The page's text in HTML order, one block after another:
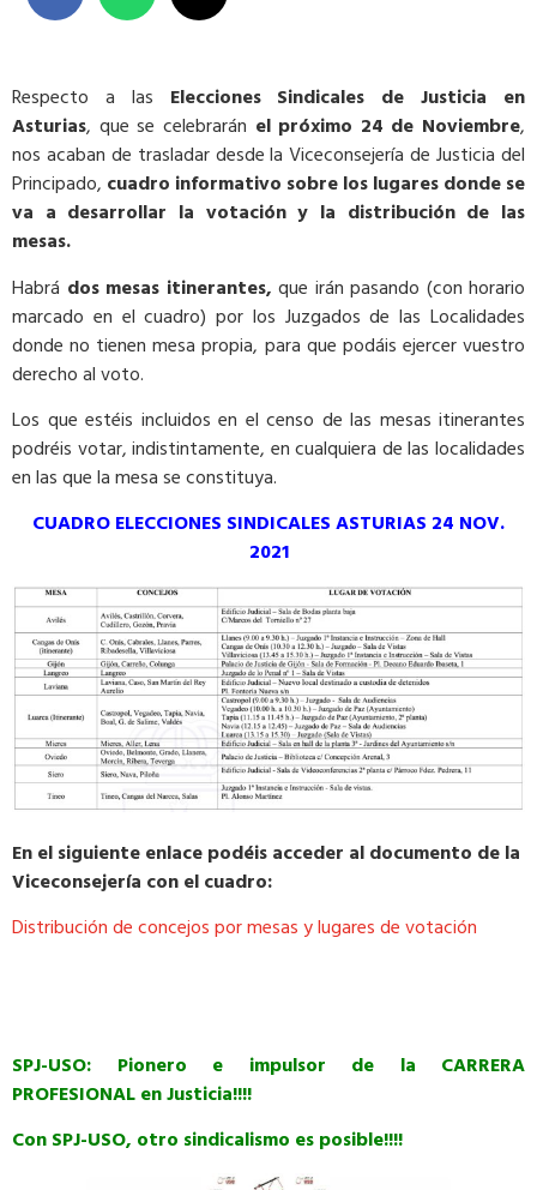
Respecto a las Elecciones Sindicales de Justicia en
Asturias, que se celebrarán el próximo 24 de Noviembre,
nos acaban de trasladar desde la Viceconsejería de Justicia del
Principado, cuadro informativo sobre los lugares donde se
va a desarrollar la votación y la distribución de las
mesas.
Habrá dos mesas itinerantes, que irán pasando (con horario
marcado en el cuadro) por los Juzgados de las Localidades
donde no tienen mesa propia, para que podáis ejercer vuestro
derecho al voto.
Los que estéis incluidos en el censo de las mesas itinerantes
podréis votar, indistintamente, en cualquiera de las localidades
en las que la mesa se constituya.
CUADRO ELECCIONES SINDICALES ASTURIAS 24 NOV.
2021
En el siguiente enlace podéis acceder al documento de la
Viceconsejería con el cuadro:
Distribución de concejos por mesas y lugares de votación
SPJ-USO: Pionero e impulsor de la CARRERA
PROFESIONAL en Justicia!!!!
Con SPJ-USO, otro sindicalismo es posible!!!!